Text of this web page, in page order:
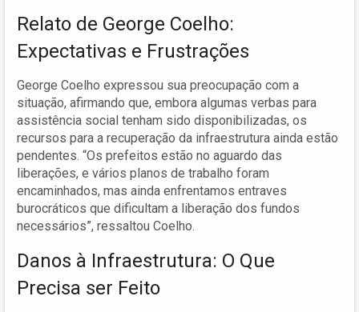
Relato de George Coelho:
Expectativas e Frustrações
George Coelho expressou sua preocupação com a
situação, afirmando que, embora algumas verbas para
assistência social tenham sido disponibilizadas, os
recursos para a recuperação da infraestrutura ainda estão
pendentes. “Os prefeitos estão no aguardo das
liberações, e vários planos de trabalho foram
encaminhados, mas ainda enfrentamos entraves
burocráticos que dificultam a liberação dos fundos
necessários”, ressaltou Coelho.
Danos à Infraestrutura: O Que
Precisa ser Feito